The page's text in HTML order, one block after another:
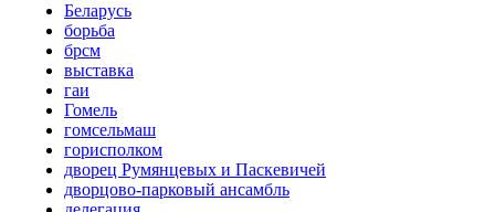
Беларусь
борьба
брсм
выставка
гаи
Гомель
гомсельмаш
горисполком
дворец Румянцевых и Паскевичей
дворцово-парковый ансамбль